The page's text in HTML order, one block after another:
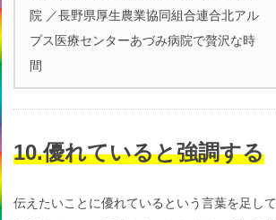
院 ／長野県厚生農業協同組合連合北アル
プス医療センターあづみ病院で贅沢な時
間
10.優れていると強調する
伝えたいことに優れているという言葉を足して